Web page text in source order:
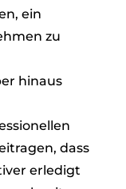
ein
zu
hinaus
dass
erledigt